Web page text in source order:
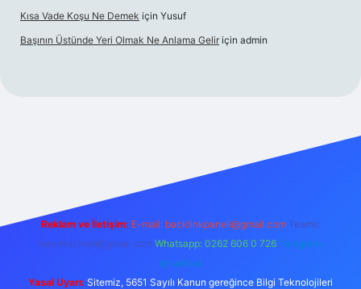
Kısa Vade Koşu Ne Demek için Yusuf
Başının Üstünde Yeri Olmak Ne Anlama Gelir için admin
Reklam ve İletişim: E-mail: backlinkpaneli@gmail.com Teams:
forumhizmeti@gmail.com Whatsapp: 0262 606 0 726 Telegram:
@karabul
Yasal Uyarı: Sitemiz, 5651 Sayılı Kanun gereğince Bilgi Teknolojileri